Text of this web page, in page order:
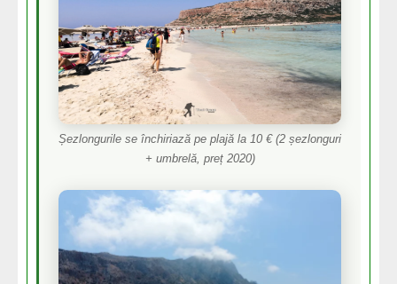
Șezlongurile se închiriază pe plajă la 10 € (2 șezlonguri
+ umbrelă, preț 2020)